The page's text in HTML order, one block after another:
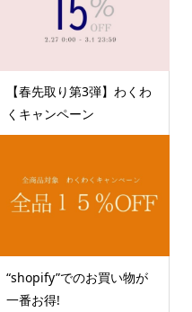
【春先取り第3弾】わくわ
くキャンペーン
“shopify”でのお買い物が
一番お得!